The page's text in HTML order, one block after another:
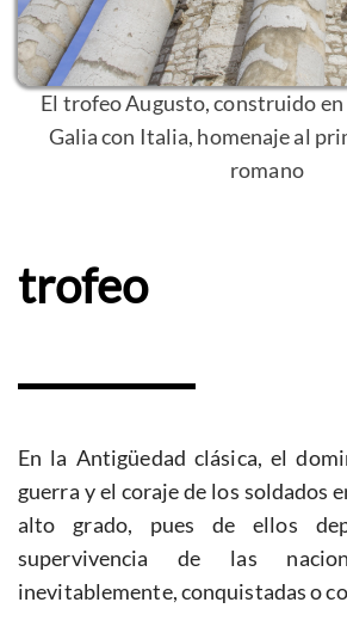
El trofeo Augusto, construido
Galia con Italia, homenaje al
romano
trofeo
En la Antigüedad clásica, el
guerra y el coraje de los soldados
alto grado, pues de ellos
supervivencia de las
inevitablemente, conquistadas o